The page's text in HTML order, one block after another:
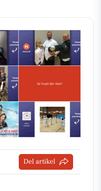
Del artikel